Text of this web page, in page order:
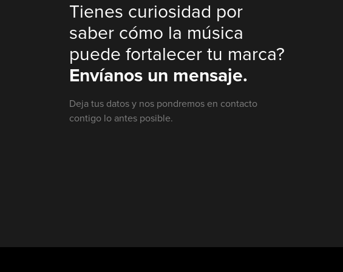
Tienes curiosidad por
saber cómo la música
puede fortalecer tu marca?
Envíanos un mensaje.
Deja tus datos y nos pondremos en contacto
contigo lo antes posible.